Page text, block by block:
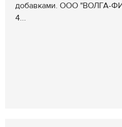
добавками. ООО "ВОЛГА-
4...